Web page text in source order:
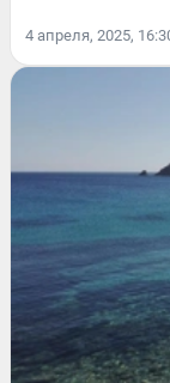
4 апреля, 2025,